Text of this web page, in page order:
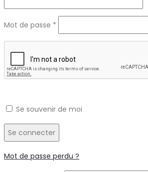
Mot de passe *
Se souvenir de moi
Se connecter
Mot de passe perdu ?